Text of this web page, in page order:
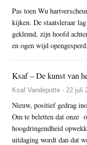
Pas toen Wu
kijken. De staatsleraar
geklemd, zijn hoofd
en ogen wijd opengesperd.
Ksaf – De kunst van
Ksaf Vandeputte - 22 juli
Nieuw, positief gedrag
Om te beletten dat onze
hoogdringendheid
uitdaging wordt dan dat